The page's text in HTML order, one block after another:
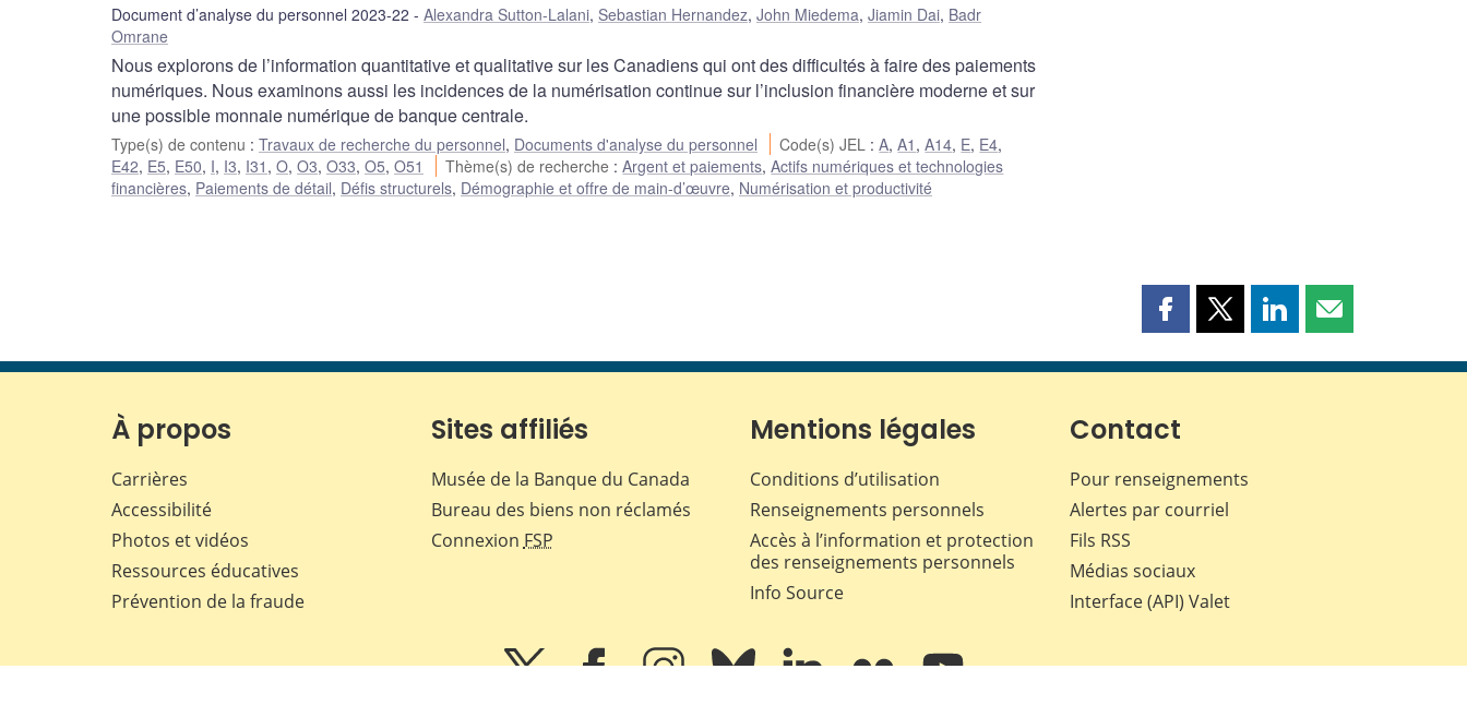
Document d’analyse du personnel 2023-22 Alexandra Sutton-Lalani, Sebastian Hernandez, John Miedema, Jiamin Dai, Badr
Omrane
Nous explorons de l’information quantitative et qualitative sur les Canadiens qui ont des difficultés à faire des paiements
numériques. Nous examinons aussi les incidences de la numérisation continue sur l’inclusion financière moderne et sur
une possible monnaie numérique de banque centrale.
Type(s) de contenu : Travaux de recherche du personnel, Documents d'analyse du personnel Code(s) JEL :A,A1 ,A14, E, E4,
E42, E5, E50, I, I3, I31 , O, O3, O33, O5, O51 Thème(s) de recherche :Argent et paiements,Actifs numériques et technologies
financières, Paiements de détail, Défis structurels, Démographie et offre de main-d’œuvre, Numérisation et productivité
Partager
page
Facebook
Partager
page
Partager
page
Partager
page
À propos
Carrières
Accessibilité
Photos et vidéos
Ressources éducatives
Prévention de la fraude
Sites affiliés
Musée de la Banque du Canada
Bureau des biens non réclamés
Connexion FSP
Mentions légales
Conditions d’utilisation
Renseignements personnels
Accès à l’information et protection
des renseignements personnels
Info Source
Contact
Pour renseignements
Alertes par courriel
Fils RSS
Médias sociaux
Interface (API) Valet